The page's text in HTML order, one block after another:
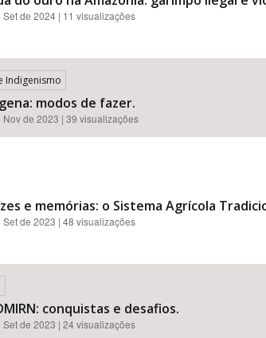
Set de 2024 | 11 visualizações
Indigenismo
modos de fazer.
Nov de 2023 | 39 visualizações
e memórias: o Sistema Agrícola
Set de 2023 | 48 visualizações
conquistas e desafios.
Set de 2023 | 24 visualizações